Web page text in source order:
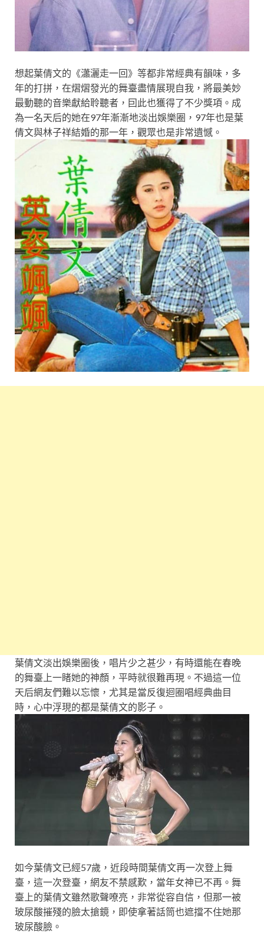
想起葉倩文的《瀟灑走一回》等都非常經典有韻味，多
年的打拼，在熠熠發光的舞臺盡情展現自我，將最美妙
最動聽的音樂獻給聆聽者，囙此也獲得了不少獎項。成
為一名天后的她在97年漸漸地淡出娛樂圈，97年也是葉
倩文與林子祥結婚的那一年，觀眾也是非常遺憾。
葉倩文淡出娛樂圈後，唱片少之甚少，有時還能在春晚
的舞臺上一睹她的神顏，平時就很難再現。不過這一位
天后網友們難以忘懷，尤其是當反復迴圈唱經典曲目
時，心中浮現的都是葉倩文的影子。
如今葉倩文已經57歲，近段時間葉倩文再一次登上舞
臺，這一次登臺，網友不禁感歎，當年女神已不再。舞
臺上的葉倩文雖然歌聲嘹亮，非常從容自信，但那一被
玻尿酸摧殘的臉太搶鏡，即使拿著話筒也遮擋不住她那
玻尿酸臉。